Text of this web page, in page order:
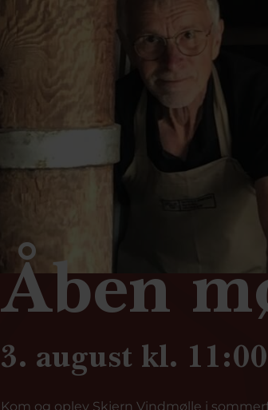
Åben
3. august kl.
Kom og oplev Skjern Vindmølle i